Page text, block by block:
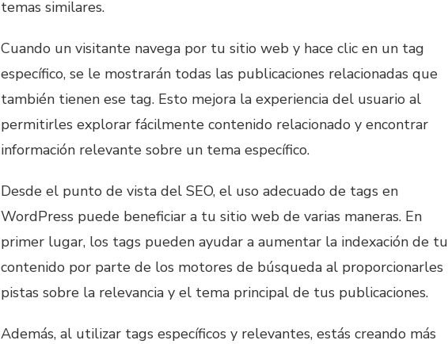
temas similares.
Cuando un visitante navega por tu sitio web y hace clic en un tag
específico, se le mostrarán todas las publicaciones relacionadas que
también tienen ese tag. Esto mejora la experiencia del usuario al
permitirles explorar fácilmente contenido relacionado y encontrar
información relevante sobre un tema específico.
Desde el punto de vista del SEO, el uso adecuado de tags en
WordPress puede beneficiar a tu sitio web de varias maneras. En
primer lugar, los tags pueden ayudar a aumentar la indexación de tu
contenido por parte de los motores de búsqueda al proporcionarles
pistas sobre la relevancia y el tema principal de tus publicaciones.
Además, al utilizar tags específicos y relevantes, estás creando más